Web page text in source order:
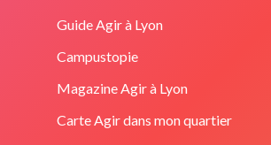
Guide Agir à Lyon
Campustopie
Magazine Agir à Lyon
Carte Agir dans mon quartier